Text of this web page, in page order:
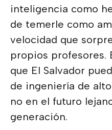
inteligencia como
de temerle como
velocidad que
propios profesores.
que El Salvador
de ingeniería de
no en el futuro
generación.